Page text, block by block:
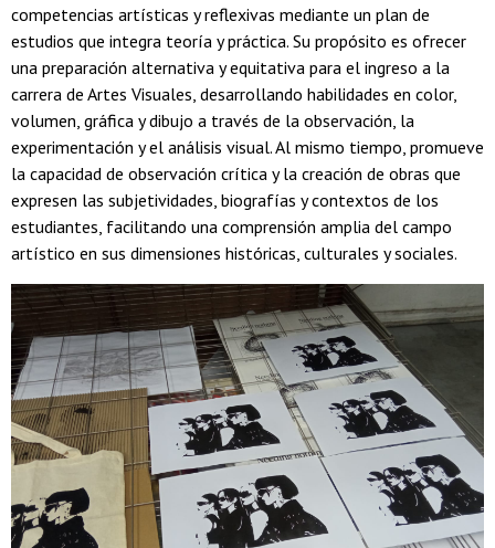
competencias artísticas y reflexivas mediante un plan de
estudios que integra teoría y práctica. Su propósito es ofrecer
una preparación alternativa y equitativa para el ingreso a la
carrera de Artes Visuales, desarrollando habilidades en color,
volumen, gráfica y dibujo a través de la observación, la
experimentación y el análisis visual. Al mismo tiempo, promueve
la capacidad de observación crítica y la creación de obras que
expresen las subjetividades, biografías y contextos de los
estudiantes, facilitando una comprensión amplia del campo
artístico en sus dimensiones históricas, culturales y sociales.